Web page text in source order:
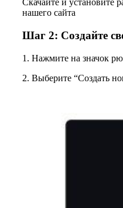
Скачайте и установите
нашего сайта
Шаг 2: Создайте
1. Нажмите на значок
2. Выберите “Создать